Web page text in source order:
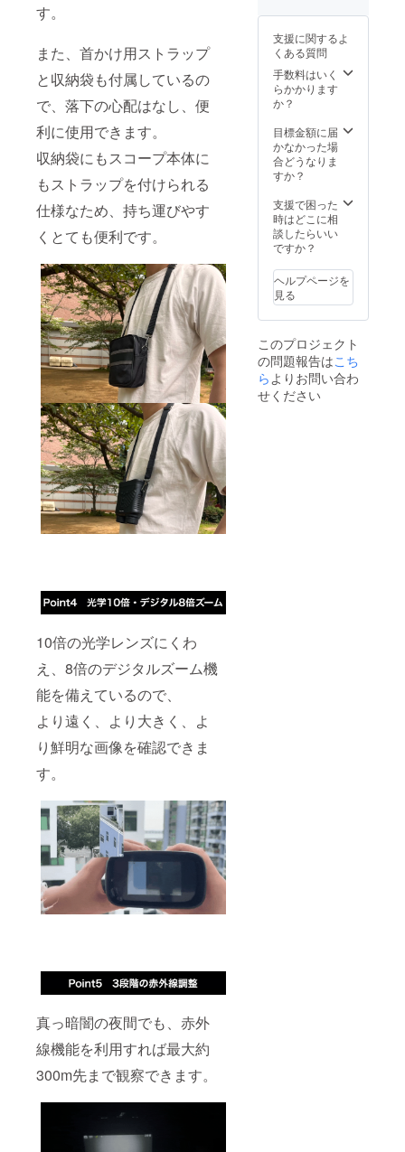
す。
また、首かけ用ストラップ
と収納袋も付属しているの
で、落下の心配はなし、便
利に使用できます。
収納袋にもスコープ本体に
もストラップを付けられる
仕様なため、持ち運びやす
くとても便利です。
10倍の光学レンズにくわ
え、8倍のデジタルズーム機
能を備えているので、
より遠く、より大きく、よ
り鮮明な画像を確認できま
す。
真っ暗闇の夜間でも、赤外
線機能を利用すれば最大約
300m先まで観察できます。
使用部
材の供
給状
況、製
造工程
上の都
荷時期
が遅れ
る場合
込み順
に発送
いたし
ます。
※皆様の
支援に
が向上
した場
合、正
販売予
定価格
より下
がる可
ござい
ます。
※ご注文
状況、
材の供
給状
況、製
造工程
上の都
・ク
ングク
ロス×3
・取扱
説明書
×3 ・
モリ
2.0×3
・32GB
MicroS
×3 ■お
届け予
定：
2023年
まで ※
お申し
込み順
に発送
ます。
※皆様の
支援に
より量
産効率
支援に関するよ
くある質問
手数料はいく
らかかります
か？
目標金額に届
かなかった場
合どうなりま
すか？
支援で困った
時はどこに相
談したらいい
ですか？
ヘルプページを
見る
このプロジェクト
の問題報告はこち
ら よりお問い合わ
せください